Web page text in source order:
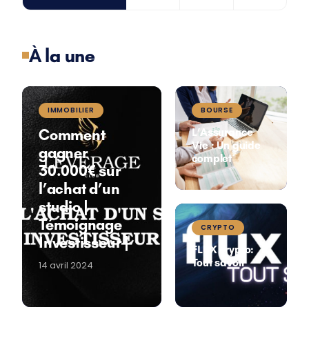
À la une
IMMOBILIER
Comment
gagner
30.000€ sur
l’achat d’un
studio |
Témoignage
Investisseur |
14 avril 2024
BOURSE
L’Assurance
Vie : Un guide
complet
CRYPTO
FLUX crypto:
Tout savoir